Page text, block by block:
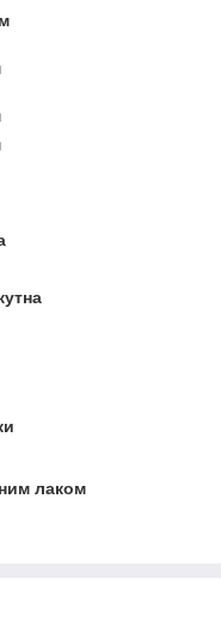
лаком